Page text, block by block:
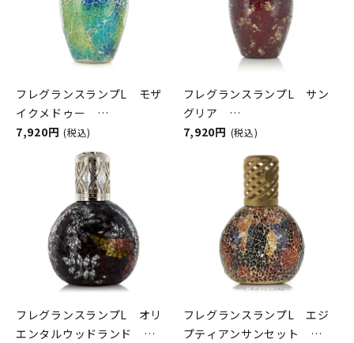
フレグランスランプL モザ
イクメドゥー
ASHLEIGH&BURWOOD（ア
シュレイアンドバーウッド）
7,920円 (税込)
フレグランスランプL サン
グリア
ASHLEIGH&BURWOOD（ア
シュレイアンドバーウッド）
7,920円 (税込)
フレグランスランプL オリ
エンタルウッドランド
フレグランスランプL エジ
プティアンサンセット